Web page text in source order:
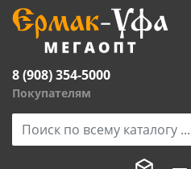
8 (908) 354-5000
Покупателям